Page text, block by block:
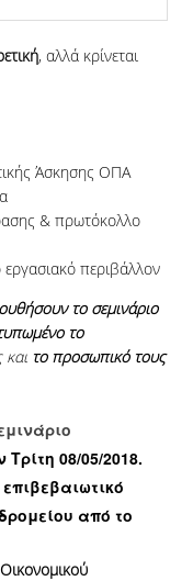
, αλλά κρίνεται
Άσκησης ΟΠΑ
& πρωτόκολλο
περιβάλλον
το σεμινάριο
το
το προσωπικό τους
Τρίτη 08/05/2018.
από το